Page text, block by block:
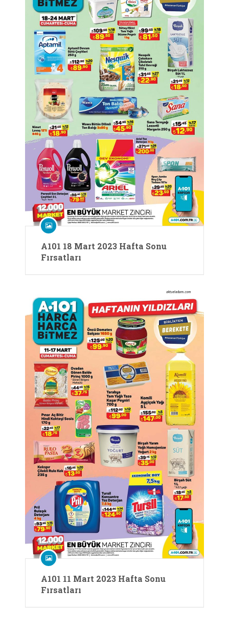
A101 18 Mart 2023 Hafta Sonu
Fırsatları
A101 11 Mart 2023 Hafta Sonu
Fırsatları